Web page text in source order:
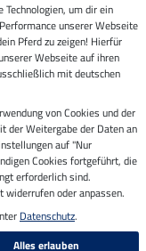
Vorkasse
um 14:39
Versandkosten
um dir ein
unserer Webseite
Pferd zu zeigen! Hierfür
Webseite auf ihren
mit deutschen
von Cookies und der
der Weitergabe der Daten an
auf "Nur
Cookies fortgeführt, die
erforderlich sind.
oder anpassen.
Datenschutz.
Alles erlauben